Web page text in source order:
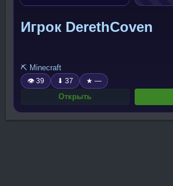
Игрок DerethCoven
⛏️ Minecraft
👁 39 ⬇ 37 ★ —
Открыть